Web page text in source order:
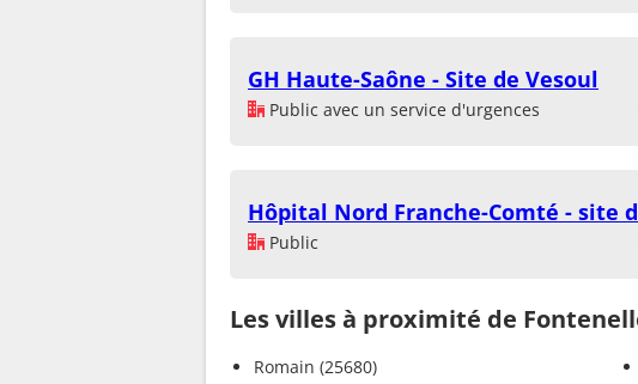
GH Haute-Saône - Site de Vesoul
Public avec un service d'urgences
Hôpital Nord Franche-Comté - site
Public
Les villes à proximité de
Romain (25680)